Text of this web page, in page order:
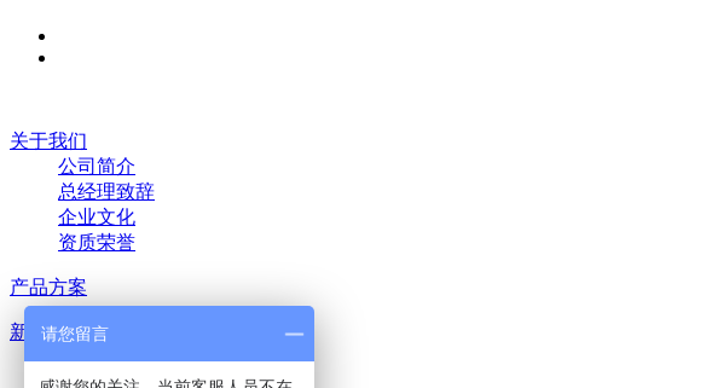
关于我们
公司简介
总经理致辞
企业文化
资质荣誉
产品方案
新闻中心
行业新闻
教育视点
请您留言